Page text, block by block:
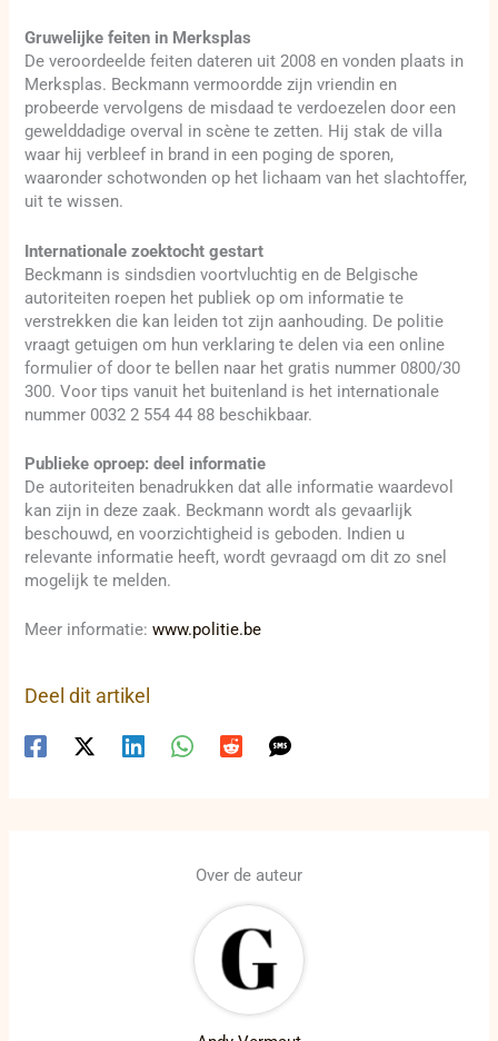
Gruwelijke feiten in Merksplas
De veroordeelde feiten dateren uit 2008 en vonden plaats in
Merksplas. Beckmann vermoordde zijn vriendin en
probeerde vervolgens de misdaad te verdoezelen door een
gewelddadige overval in scène te zetten. Hij stak de villa
waar hij verbleef in brand in een poging de sporen,
waaronder schotwonden op het lichaam van het slachtoffer,
uit te wissen.
Internationale zoektocht gestart
Beckmann is sindsdien voortvluchtig en de Belgische
autoriteiten roepen het publiek op om informatie te
verstrekken die kan leiden tot zijn aanhouding. De politie
vraagt getuigen om hun verklaring te delen via een online
formulier of door te bellen naar het gratis nummer 0800/30
300. Voor tips vanuit het buitenland is het internationale
nummer 0032 2 554 44 88 beschikbaar.
Publieke oproep: deel informatie
De autoriteiten benadrukken dat alle informatie waardevol
kan zijn in deze zaak. Beckmann wordt als gevaarlijk
beschouwd, en voorzichtigheid is geboden. Indien u
relevante informatie heeft, wordt gevraagd om dit zo snel
mogelijk te melden.
Meer informatie:www.politie.be
Deel dit artikel
Over de auteur